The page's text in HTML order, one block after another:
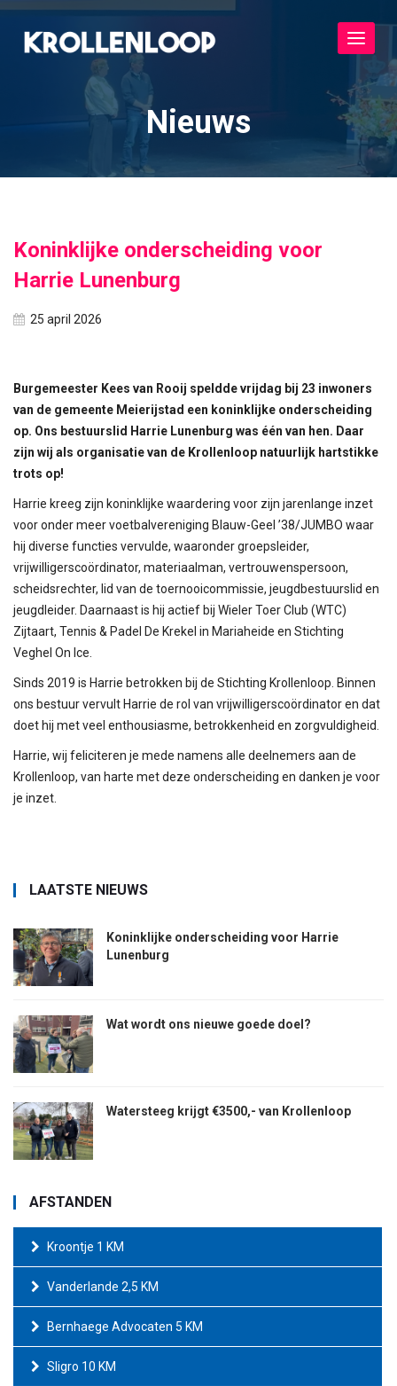
Toggle
Nieuws
Koninklijke onderscheiding voor
Harrie Lunenburg
25 april 2026
Burgemeester Kees van Rooij speldde vrijdag bij 23 inwoners
van de gemeente Meierijstad een koninklijke onderscheiding
op. Ons bestuurslid Harrie Lunenburg was één van hen. Daar
zijn wij als organisatie van de Krollenloop natuurlijk hartstikke
trots op!
Harrie kreeg zijn koninklijke waardering voor zijn jarenlange inzet
voor onder meer voetbalvereniging Blauw-Geel ’38/JUMBO waar
hij diverse functies vervulde, waaronder groepsleider,
vrijwilligerscoördinator, materiaalman, vertrouwenspersoon,
scheidsrechter, lid van de toernooicommissie, jeugdbestuurslid en
jeugdleider. Daarnaast is hij actief bij Wieler Toer Club (WTC)
Zijtaart, Tennis & Padel De Krekel in Mariaheide en Stichting
Veghel On Ice.
Sinds 2019 is Harrie betrokken bij de Stichting Krollenloop. Binnen
ons bestuur vervult Harrie de rol van vrijwilligerscoördinator en dat
doet hij met veel enthousiasme, betrokkenheid en zorgvuldigheid.
Harrie, wij feliciteren je mede namens alle deelnemers aan de
Krollenloop, van harte met deze onderscheiding en danken je voor
je inzet.
LAATSTE NIEUWS
Koninklijke onderscheiding voor Harrie
Lunenburg
Wat wordt ons nieuwe goede doel?
Watersteeg krijgt €3500,- van Krollenloop
AFSTANDEN
Kroontje 1 KM
Vanderlande 2,5 KM
Bernhaege Advocaten 5 KM
Sligro 10 KM